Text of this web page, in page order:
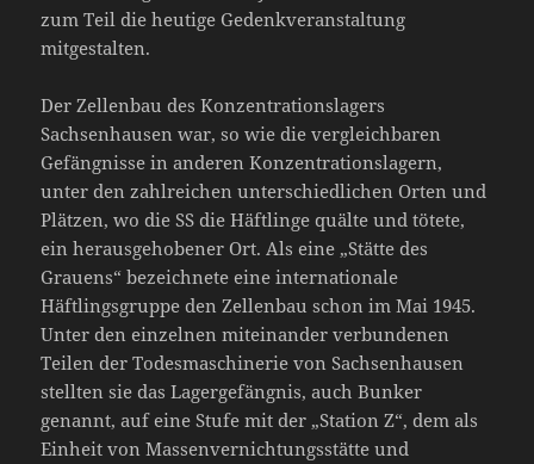
zum Teil die heutige Gedenkveranstaltung
mitgestalten.
Der Zellenbau des Konzentrationslagers
Sachsenhausen war, so wie die vergleichbaren
Gefängnisse in anderen Konzentrationslagern,
unter den zahlreichen unterschiedlichen Orten und
Plätzen, wo die SS die Häftlinge quälte und tötete,
ein herausgehobener Ort. Als eine „Stätte des
Grauens“ bezeichnete eine internationale
Häftlingsgruppe den Zellenbau schon im Mai 1945.
Unter den einzelnen miteinander verbundenen
Teilen der Todesmaschinerie von Sachsenhausen
stellten sie das Lagergefängnis, auch Bunker
genannt, auf eine Stufe mit der „Station Z“, dem als
Einheit von Massenvernichtungsstätte und